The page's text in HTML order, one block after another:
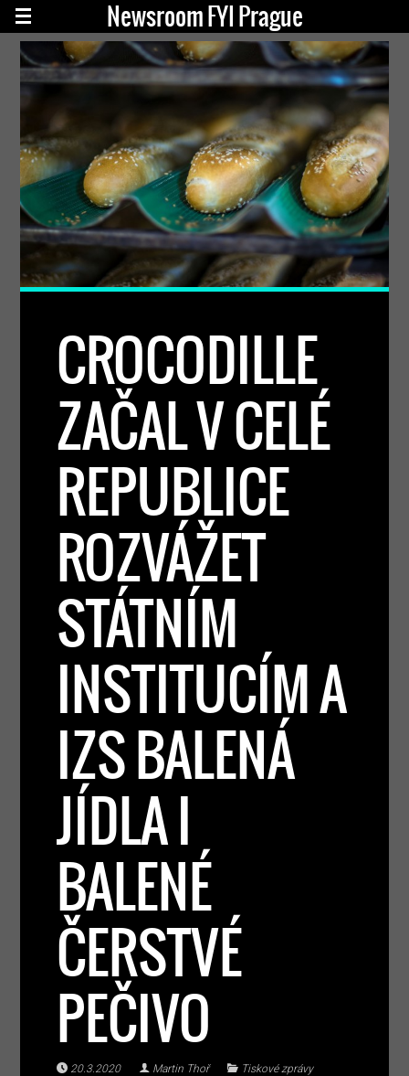
Newsroom FYI Prague
CROCODILLE
ZAČAL V CELÉ
REPUBLICE
ROZVÁŽET
STÁTNÍM
INSTITUCÍM A
IZS BALENÁ
JÍDLA I
BALENÉ
ČERSTVÉ
PEČIVO
20.3.2020 Martin Thoř Tiskové zprávy